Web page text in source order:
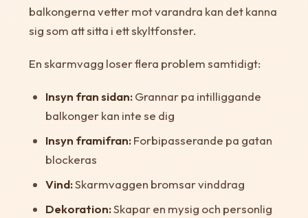
balkongerna vetter mot varandra kan det kanna
sig som att sitta i ett skyltfonster.
En skarmvagg loser flera problem samtidigt:
Insyn fran sidan:Grannar pa intilliggande
balkonger kan inte se dig
Insyn framifran:Forbipasserande pa gatan
blockeras
Vind:Skarmvaggen bromsar vinddrag
Dekoration:Skapar en mysig och personlig